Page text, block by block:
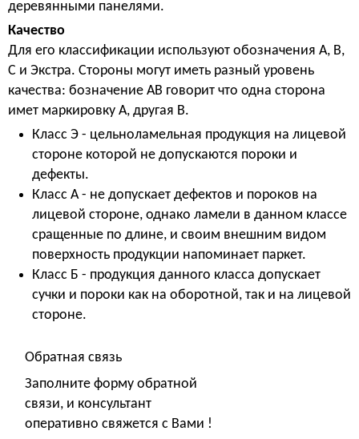
деревянными панелями.
Качество
Для его классификации используют обозначения А, В,
С и Экстра. Стороны могут иметь разный уровень
качества: бозначение АВ говорит что одна сторона
имет маркировку А, другая В.
Класс Э - цельноламельная продукция на лицевой
стороне которой не допускаются пороки и
дефекты.
Класс А - не допускает дефектов и пороков на
лицевой стороне, однако ламели в данном классе
сращенные по длине, и своим внешним видом
поверхность продукции напоминает паркет.
Класс Б - продукция данного класса допускает
сучки и пороки как на оборотной, так и на лицевой
стороне.
Обратная связь
Заполните форму обратной
связи, и консультант
оперативно свяжется с Вами !